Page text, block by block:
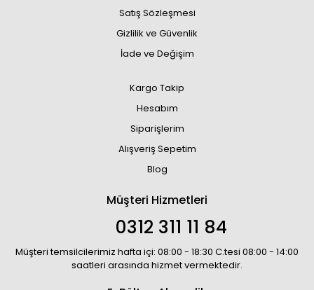
Satış Sözleşmesi
Gizlilik ve Güvenlik
İade ve Değişim
Kargo Takip
Hesabım
Siparişlerim
Alışveriş Sepetim
Blog
Müşteri Hizmetleri
0312 311 11 84
Müşteri temsilcilerimiz hafta içi: 08:00 - 18:30 C.tesi 08:00 - 14:00
saatleri arasında hizmet vermektedir.